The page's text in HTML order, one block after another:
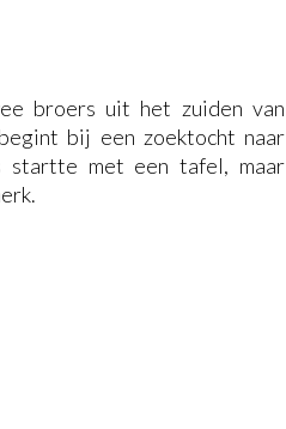
broers uit het zuiden van
bij een zoektocht naar
startte met een tafel, maar